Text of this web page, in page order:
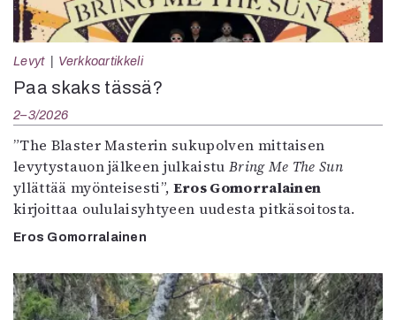
Levyt Verkkoartikkeli
Paa skaks tässä?
2–3/2026
”The Blaster Masterin sukupolven mittaisen
levytystauon jälkeen julkaistu Bring Me The Sun
yllättää myönteisesti”, Eros Gomorralainen
kirjoittaa oululaisyhtyeen uudesta pitkäsoitosta.
Eros Gomorralainen